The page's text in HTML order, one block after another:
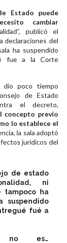
Estado puede
cambiar
publicó el
declaraciones del
ha suspendido
fue a la Corte
dio poco tiempo
de Estado
el decreto,
concepto previo
lo establece el
la sala adoptó
jurídicos del
de estado
ni
tampoco ha
suspendido
fué a
no es…